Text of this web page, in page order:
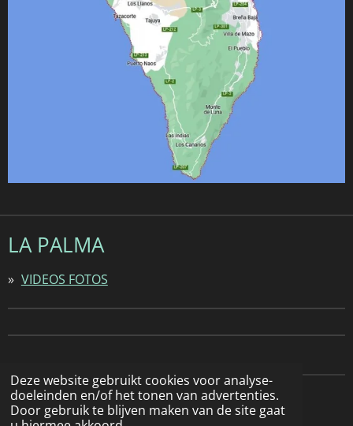
Deze website gebruikt cookies voor analyse-
doeleinden en/of het tonen van advertenties.
Door gebruik te blijven maken van de site gaat
LA PALMA
VIDEOS FOTOS
© 2022 - 2026 Natuurfotografie